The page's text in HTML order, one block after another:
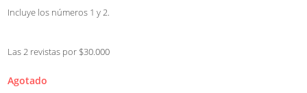
Incluye los números 1 y 2.
Las 2 revistas por $30.000
Agotado